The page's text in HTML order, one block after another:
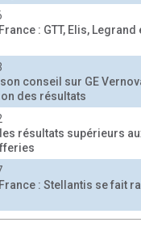
: GTT, Elis, Legrand
conseil sur GE
des résultats
résultats supérieurs
: Stellantis se fait